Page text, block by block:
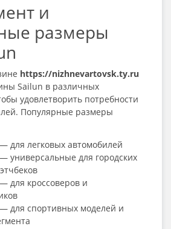
и
размеры
https://nizhnevartovsk.ty.ru
Sailun в различных
удовлетворить потребности
Популярные размеры
— для легковых автомобилей
— универсальные для городских
— для кроссоверов и
— для спортивных моделей и